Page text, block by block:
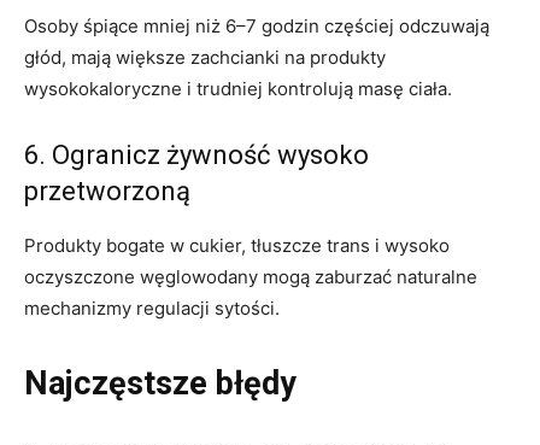
Osoby śpiące mniej niż 6–7 godzin częściej odczuwają
głód, mają większe zachcianki na produkty
wysokokaloryczne i trudniej kontrolują masę ciała.
6. Ogranicz żywność wysoko
przetworzoną
Produkty bogate w cukier, tłuszcze trans i wysoko
oczyszczone węglowodany mogą zaburzać naturalne
mechanizmy regulacji sytości.
Najczęstsze błędy